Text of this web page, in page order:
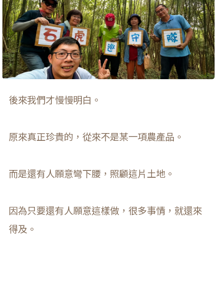
後來我們才慢慢明白。
原來真正珍貴的，從來不是某一項農產品。
而是還有人願意彎下腰，照顧這片土地。
因為只要還有人願意這樣做，很多事情，就還來
得及。